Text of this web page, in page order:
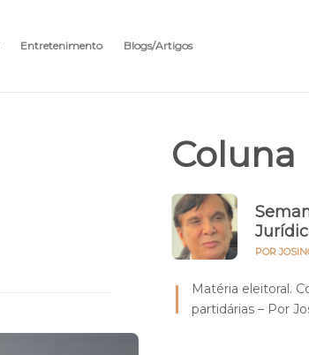
Entretenimento Blogs/Artigos
Coluna
POR
Matéria eleitoral.
partidárias – Por